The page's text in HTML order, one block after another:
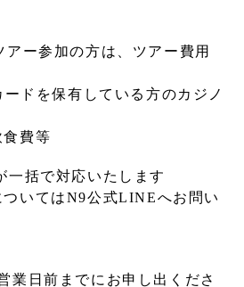
アー参加の方は、ツアー費用
ドを保有している方のカジノ
食費等
括で対応いたします
ついてはN9公式LINEへお問い
業日前までにお申し出くださ